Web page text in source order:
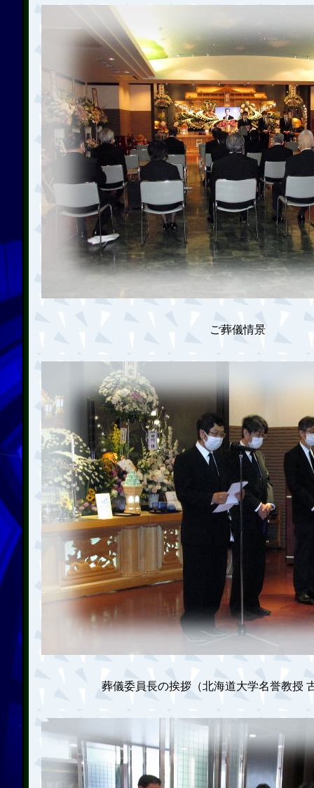
ご葬儀情景
葬儀委員長の挨拶（北海道大学名誉教授